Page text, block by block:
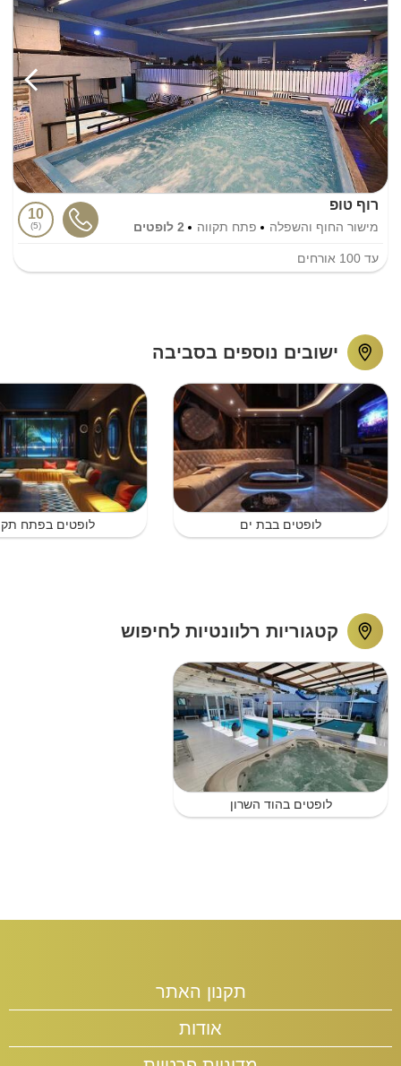
רוף טופ
מישור החוף והשפלה פתח תקווה 2 לופטים
10
5
עד 100 אורחים
ישובים נוספים בסביבה
לופטים בבת ים לופטים בפתח
קטגוריות רלוונטיות לחיפוש
לופטים בהוד השרון
תקנון האתר
אודות